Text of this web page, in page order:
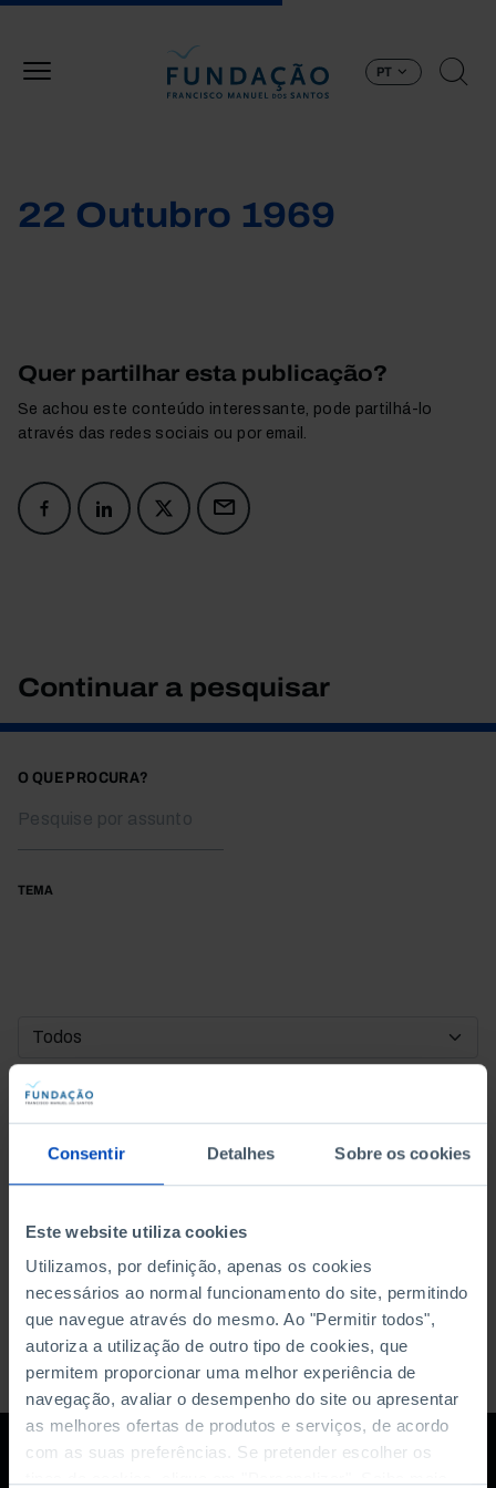
Consentir Detalhes Sobre os cookies
Este website utiliza cookies
Utilizamos, por definição, apenas os cookies
necessários ao normal funcionamento do site, permitindo
que navegue através do mesmo. Ao "Permitir todos",
autoriza a utilização de outro tipo de cookies, que
permitem proporcionar uma melhor experiência de
navegação, avaliar o desempenho do site ou apresentar
as melhores ofertas de produtos e serviços, de acordo
com as suas preferências. Se pretender escolher os
PT
22 Outubro 1969
Quer partilhar esta publicação?
Se achou este conteúdo interessante, pode partilhá-lo
através das redes sociais ou por email.
Continuar a pesquisar
O QUE PROCURA?
TEMA
DATA DE INÍCIO
DATA DE FIM